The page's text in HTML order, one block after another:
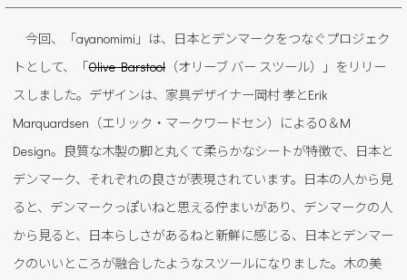
今回、「ayanomimi」は、日本とデンマークをつなぐプロジェク
トとして、「Olive Barstool（オリーブ バー スツール）」をリリー
スしました。デザインは、家具デザイナー岡村 孝とErik
Marquardsen（エリック・マークワードセン）によるO＆M
Design。良質な木製の脚と丸くて柔らかなシートが特徴で、日本と
デンマーク、それぞれの良さが表現されています。日本の人から見
ると、デンマークっぽいねと思える佇まいがあり、デンマークの人
から見ると、日本らしさがあるねと新鮮に感じる、日本とデンマー
クのいいところが融合したようなスツールになりました。木の美